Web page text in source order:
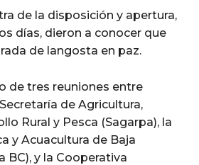
de la disposición y apertura,
días, dieron a conocer que
de langosta en paz.
de tres reuniones entre
de Agricultura,
Rural y Pesca (Sagarpa), la
y Acuacultura de Baja
BC), y la Cooperativa